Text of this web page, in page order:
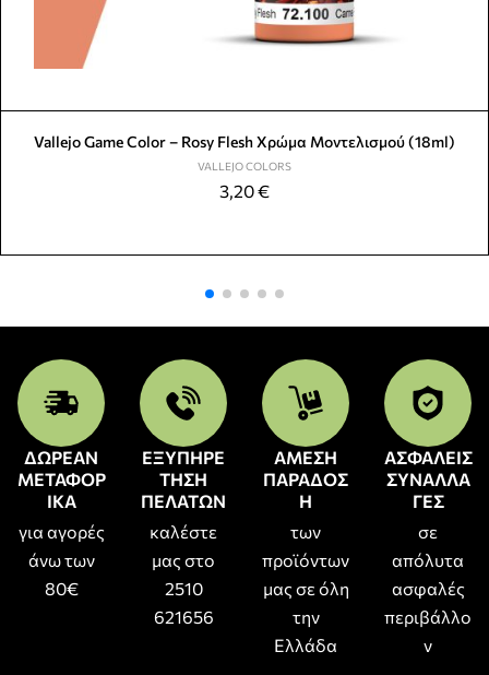
Vallejo Game Color – Rosy Flesh Χρώμα Μοντελισμού (18ml)
VALLEJO COLORS
3,20€
ΔΩΡΕΑΝ
ΜΕΤΑΦΟΡ
ΙΚΑ
για αγορές
άνω των
80€
ΕΞΥΠΗΡΕ
ΤΗΣΗ
ΠΕΛΑΤΩΝ
καλέστε
μας στο
2510
621656
ΑΜΕΣΗ
ΠΑΡΑΔΟΣ
Η
των
προϊόντων
μας σε όλη
την
Ελλάδα
ΑΣΦΑΛΕΙΣ
ΣΥΝΑΛΛΑ
ΓΕΣ
σε
απόλυτα
ασφαλές
περιβάλλο
ν